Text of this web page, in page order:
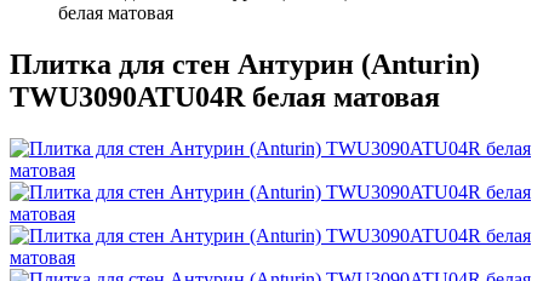
белая матовая
Плитка для стен Антурин (Anturin)
TWU3090ATU04R белая матовая